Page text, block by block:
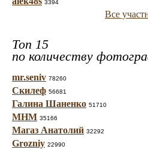
3394
Все
Топ 15
по количеству
mr.seniv 78260
Скилеф 56681
Галина Шаненко 51710
МНМ 35166
Магаз Анатолий 32292
Grozniy 22990